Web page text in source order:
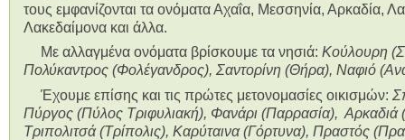
τους εμφανίζονται τα ονόματα Αχαΐα, Μεσσηνία, Αρκαδία,
Λακεδαίμονα και άλλα.
Με αλλαγμένα ονόματα βρίσκουμε τα νησιά: Κούλουρη
Πολύκαντρος (Φολέγανδρος), Σαντορίνη (Θήρα), Ναφιό
Έχουμε επίσης και τις πρώτες μετονομασίες οικισμών:
Πύργος (Πύλος Τριφυλιακή), Φανάρι (Παρρασία),
Τριπολιτσά (Τρίπολις), Καρύταινα (Γόρτυνα), Πραστός